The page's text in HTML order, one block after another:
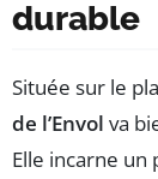
durable
Située sur le
de l’Envol va
Elle incarne